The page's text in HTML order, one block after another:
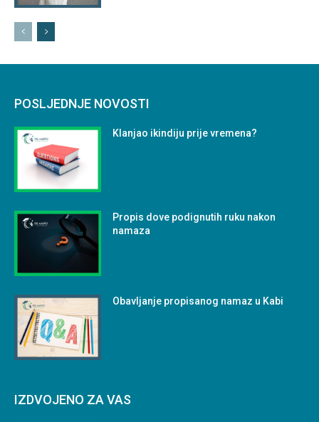
POSLJEDNJE NOVOSTI
Klanjao ikindiju prije vremena?
Propis dove podignutih ruku nakon
namaza
Obavljanje propisanog namaz u Kabi
IZDVOJENO ZA VAS